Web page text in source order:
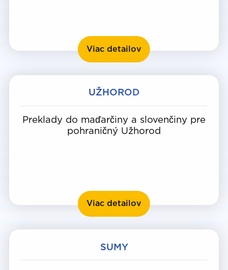
Viac detailov Luck
UŽHOROD
Preklady do maďarčiny a slovenčiny pre
pohraničný Užhorod
Viac detailov Užhorod
SUMY